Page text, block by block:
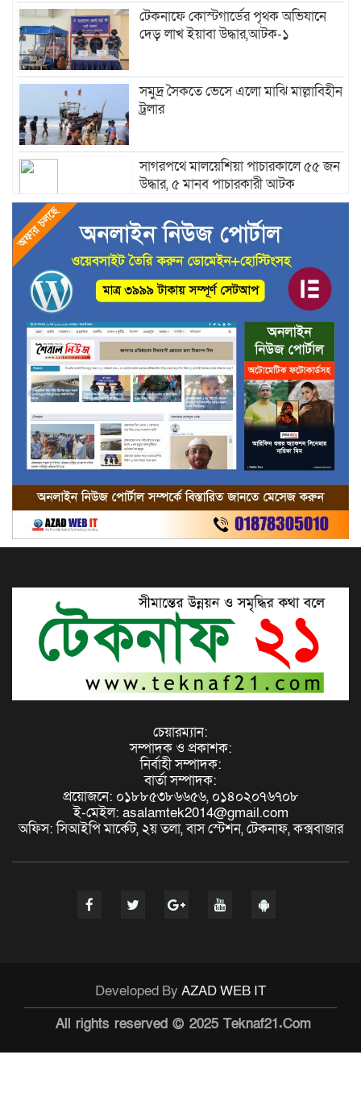
টেকনাফে কোস্টগার্ডের পৃথক অভিযানে
দেড় লাখ ইয়াবা উদ্ধার,আটক-১
সমুদ্র সৈকতে ভেসে এলো মাঝি মাল্লাবিহীন
ট্রলার
সাগরপথে মালয়েশিয়া পাচারকালে ৫৫ জন
উদ্ধার, ৫ মানব পাচারকারী আটক
নাফনদীতে কোস্ট গার্ডের অভিযানে
৫০হাজার ইয়াবাসহ আটক-২
আবারও নাফনদী থেকে নৌকাসহ চার
জেলেকে ধরে নিয়ে গেল আরাকান আর্মি
টেকনাফে গহীন পাহাড়ে মুক্তিপণ-
মানবপাচারের কবল থেকে
টেকনাফ ২বিজিবি ব্যাটালিয়নের ৭৭তম
প্রতিষ্ঠা বার্ষিকী পালিত
যুবদলের প্রতিষ্ঠা বার্ষিকীতে যাওয়ার পথে
যুবদলের দুইকর্মীকে হত্যা করে আওয়ামী
সন্ত্রাসীরা,টেকনাফে স্মরণ সভায় বক্তারা
চেয়ারম্যান:
সম্পাদক ও প্রকাশক:
নির্বাহী সম্পাদক:
বার্তা সম্পাদক:
প্রয়োজনে: ০১৮৮৫৩৮৬৬৫৬, ০১৪০২০৭৬৭০৮
ই-মেইল: asalamtek2014@gmail.com
অফিস: সিআইপি মার্কেট, ২য় তলা, বাস স্টেশন, টেকনাফ, কক্সবাজার
Developed By AZAD WEB IT
All rights reserved © 2025 Teknaf21.Com